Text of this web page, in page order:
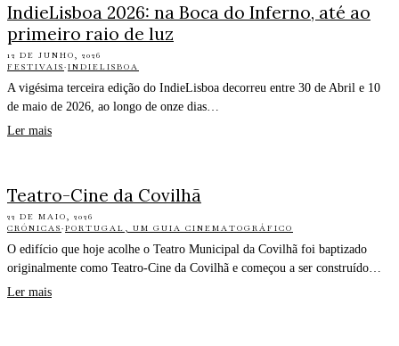
IndieLisboa 2026: na Boca do Inferno, até ao
primeiro raio de luz
12 DE JUNHO, 2026
FESTIVAIS·INDIELISBOA
A vigésima terceira edição do IndieLisboa decorreu entre 30 de Abril e 10
de maio de 2026, ao longo de onze dias…
Ler mais
Teatro-Cine da Covilhã
22 DE MAIO, 2026
CRÓNICAS·PORTUGAL, UM GUIA CINEMATOGRÁFICO
O edifício que hoje acolhe o Teatro Municipal da Covilhã foi baptizado
originalmente como Teatro-Cine da Covilhã e começou a ser construído…
Ler mais